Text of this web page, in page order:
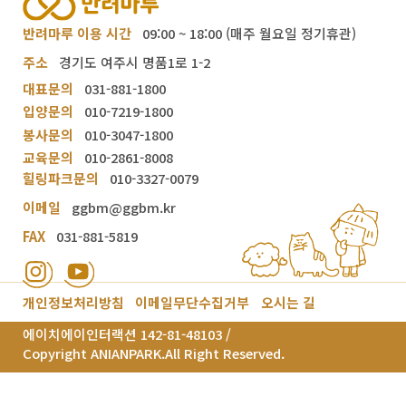
반려마루 이용 시간
09:00 ~ 18:00 (매주 월요일 정기휴관)
주소
경기도 여주시 명품1로 1-2
대표문의
031-881-1800
입양문의
010-7219-1800
봉사문의
010-3047-1800
교육문의
010-2861-8008
힐링파크문의
010-3327-0079
이메일
ggbm@ggbm.kr
FAX
031-881-5819
개인정보처리방침 이메일무단수집거부
오시는 길
에이치에이인터랙션 142-81-48103 /
Copyright ANIANPARK.All Right Reserved.